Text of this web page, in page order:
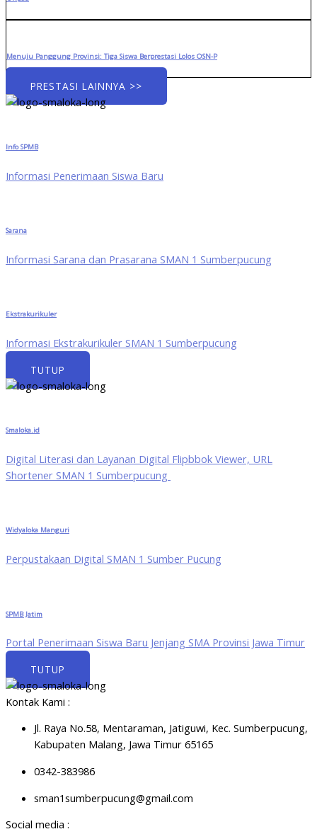
Menuju Panggung Provinsi: Tiga Siswa Berprestasi Lolos OSN-P
PRESTASI LAINNYA >>
Info SPMB
Informasi Penerimaan Siswa Baru
Sarana
Informasi Sarana dan Prasarana SMAN 1 Sumberpucung
Ekstrakurikuler
Informasi Ekstrakurikuler SMAN 1 Sumberpucung
TUTUP
Smaloka.id
Digital Literasi dan Layanan Digital Flipbbok Viewer, URL
Shortener SMAN 1 Sumberpucung
Widyaloka Manguri
Perpustakaan Digital SMAN 1 Sumber Pucung
SPMB Jatim
Portal Penerimaan Siswa Baru Jenjang SMA Provinsi Jawa Timur
TUTUP
Kontak Kami :
Jl. Raya No.58, Mentaraman, Jatiguwi, Kec. Sumberpucung,
Kabupaten Malang, Jawa Timur 65165
0342-383986
sman1sumberpucung@gmail.com
Social media :